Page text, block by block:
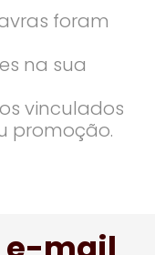
foram
na sua
vinculados
promoção.